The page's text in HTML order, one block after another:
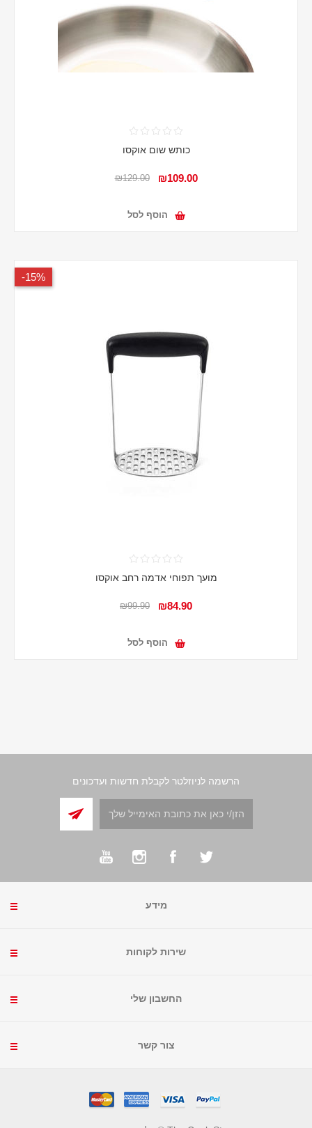
כותש שום אוקסו
₪109.00
₪129.00
הוסף לסל
15%-
מועך תפוחי אדמה רחב אוקסו
₪84.90
₪99.90
הוסף לסל
הרשמה לניוזלטר לקבלת חדשות ועדכונים
מידע
שירות לקוחות
החשבון שלי
צור קשר